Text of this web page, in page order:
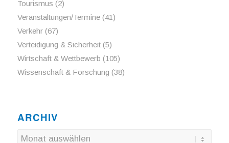
Tourismus (2)
Veranstaltungen/Termine(41)
Verkehr(67)
Verteidigung & Sicherheit(5)
Wirtschaft & Wettbewerb (105)
Wissenschaft & Forschung (38)
ARCHIV